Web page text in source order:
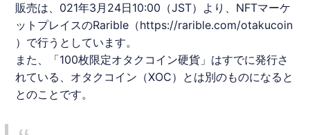
販売は、021年3月24日10:00（JST）より、 NFTマーケ
ットプレイスのRarible（https://rarible.com/otakucoin
）で行うとしています。
また、「100枚限定オタクコイン硬貨」はすでに発行さ
れている、 オタクコイン （XOC）とは別のものになると
とのことです。